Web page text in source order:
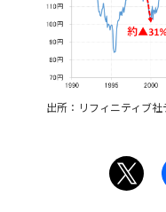
出所：リフィニティブ